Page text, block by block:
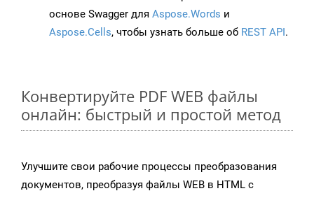
основе Swagger для Aspose.Words и
Aspose.Cells, чтобы узнать больше об REST API.
Конвертируйте PDF WEB файлы
онлайн: быстрый и простой метод
Улучшите свои рабочие процессы преобразования
документов, преобразуя файлы WEB в HTML с